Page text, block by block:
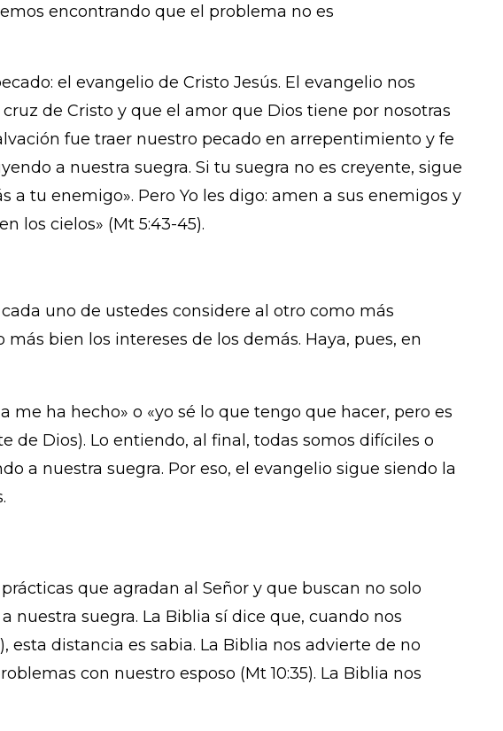
encontrando que el problema no es
el evangelio de Cristo Jesús. El evangelio nos
de Cristo y que el amor que Dios tiene por nosotras
fue traer nuestro pecado en arrepentimiento y fe
a nuestra suegra. Si tu suegra no es creyente, sigue
tu enemigo». Pero Yo les digo: amen a sus enemigos y
los cielos» (Mt 5:43-45).
uno de ustedes considere al otro como más
bien los intereses de los demás. Haya, pues, en
me ha hecho» o «yo sé lo que tengo que hacer, pero es
Dios). Lo entiendo, al final, todas somos difíciles o
a nuestra suegra. Por eso, el evangelio sigue siendo la
que agradan al Señor y que buscan no solo
nuestra suegra. La Biblia sí dice que, cuando nos
esta distancia es sabia. La Biblia nos advierte de no
con nuestro esposo (Mt 10:35). La Biblia nos